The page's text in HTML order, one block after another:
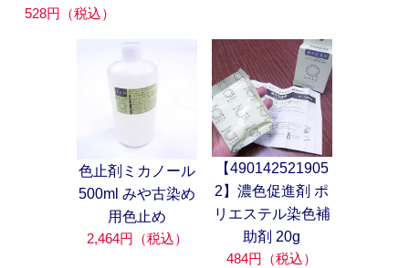
528円（税込）
色止剤ミカノール
500ml みや古染め
用色止め
2,464円（税込）
【490142521905
2】濃色促進剤 ポ
リエステル染色補
助剤 20g
484円（税込）